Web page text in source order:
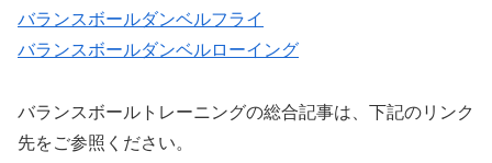
バランスボールダンベルフライ
バランスボールダンベルローイング
バランスボールトレーニングの総合記事は、下記のリンク
先をご参照ください。